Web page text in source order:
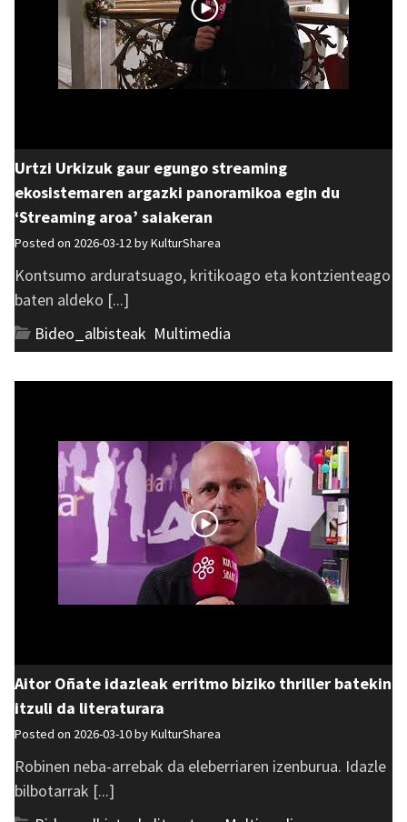
Urtzi Urkizuk gaur egungo streaming
ekosistemaren argazki panoramikoa egin du
‘Streaming aroa’ saiakeran
Posted on 2026-03-12 byKulturSharea
Kontsumo arduratsuago, kritikoago eta kontzienteago
baten aldeko [...]
Bideo_albisteak Multimedia
Aitor Oñate idazleak erritmo biziko thriller batekin
itzuli da literaturara
Posted on 2026-03-10 byKulturSharea
Robinen neba-arrebak da eleberriaren izenburua. Idazle
bilbotarrak [...]